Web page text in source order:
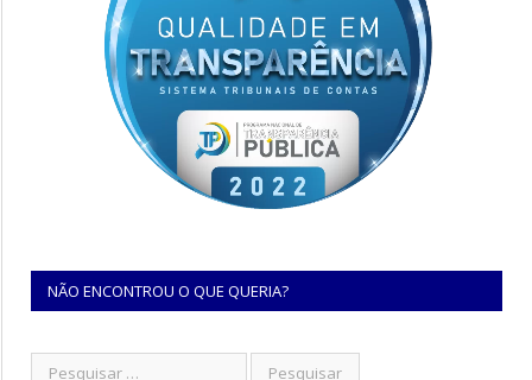
NÃO ENCONTROU O QUE QUERIA?